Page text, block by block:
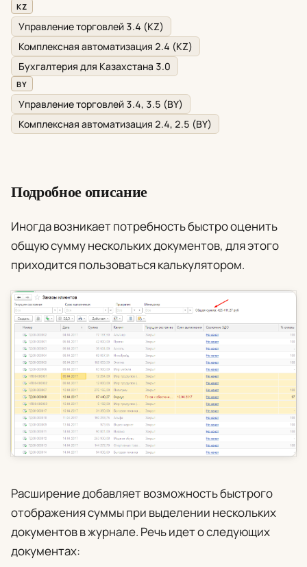
KZ
Управление торговлей 3.4 (KZ)
Комплексная автоматизация 2.4 (KZ)
Бухгалтерия для Казахстана 3.0
BY
Управление торговлей 3.4, 3.5 (BY)
Комплексная автоматизация 2.4, 2.5 (BY)
Подробное описание
Иногда возникает потребность быстро оценить
общую сумму нескольких документов, для этого
приходится пользоваться калькулятором.
Расширение добавляет возможность быстрого
отображения суммы при выделении нескольких
документов в журнале. Речь идет о следующих
документах: